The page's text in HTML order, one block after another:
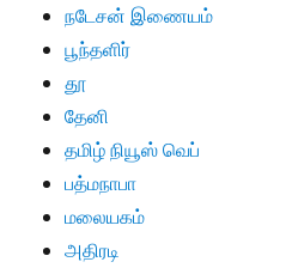
நடேசன் இணையம்
பூந்தளிர்
தூ
தேனி
தமிழ் நியூஸ் வெப்
பத்மநாபா
மலையகம்
அதிரடி